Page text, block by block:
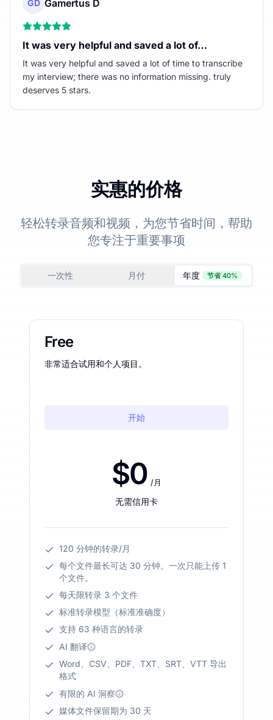
GD Gamertus D
It was very helpful and saved a lot of…
It was very helpful and saved a lot of time to transcribe
my interview; there was no information missing. truly
deserves 5 stars.
实惠的价格
轻松转录音频和视频，为您节省时间，帮助
您专注于重要事项
一次性 月付 年度 节省 40%
Free
非常适合试用和个人项目。
开始
$0 /月
无需信用卡
120 分钟的转录/月
每个文件最长可达 30 分钟。一次只能上传 1
个文件。
每天限转录 3 个文件
标准转录模型（标准准确度）
支持 63 种语言的转录
AI 翻译
Word、CSV、PDF、TXT、SRT、VTT 导出
格式
有限的 AI 洞察
媒体文件保留期为 30 天